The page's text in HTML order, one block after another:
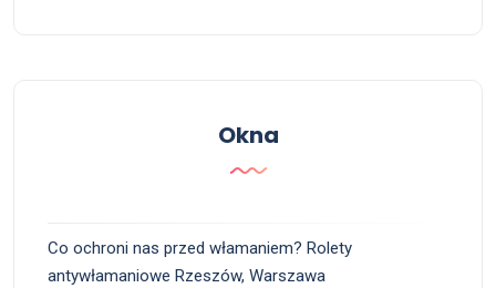
Okna
Co ochroni nas przed włamaniem? Rolety
antywłamaniowe Rzeszów, Warszawa